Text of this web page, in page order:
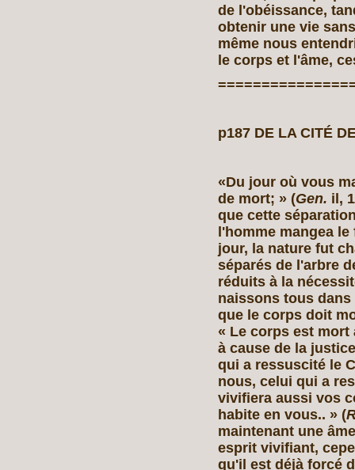
de l'obéissance,
obtenir une vie
même nous
le corps et l'âme,
p187 DE LA CITÉ
«Du jour où vous
de mort; » (Gen. il,
que cette
l'homme mangea
jour, la nature fut
séparés de l'arbre
réduits à la
naissons tous
que le corps doit
« Le corps est mort
à cause de la
qui a ressuscité le
nous, celui qui a
vivifiera aussi vos
habite en vous.. » (
maintenant une
esprit vivifiant,
qu'il est déjà forcé